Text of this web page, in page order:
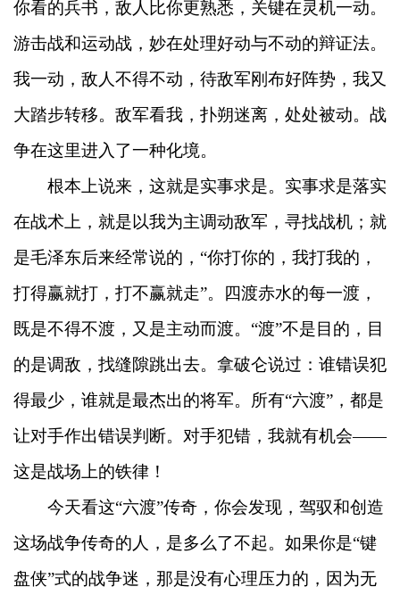
你看的兵书，敌人比你更熟悉，关键在灵机一动。
游击战和运动战，妙在处理好动与不动的辩证法。
我一动，敌人不得不动，待敌军刚布好阵势，我又
大踏步转移。敌军看我，扑朔迷离，处处被动。战
争在这里进入了一种化境。
根本上说来，这就是实事求是。实事求是落实
在战术上，就是以我为主调动敌军，寻找战机；就
是毛泽东后来经常说的，“你打你的，我打我的，
打得赢就打，打不赢就走”。四渡赤水的每一渡，
既是不得不渡，又是主动而渡。“渡”不是目的，目
的是调敌，找缝隙跳出去。拿破仑说过：谁错误犯
得最少，谁就是最杰出的将军。所有“六渡”，都是
让对手作出错误判断。对手犯错，我就有机会——
这是战场上的铁律！
今天看这“六渡”传奇，你会发现，驾驭和创造
这场战争传奇的人，是多么了不起。如果你是“键
盘侠”式的战争迷，那是没有心理压力的，因为无